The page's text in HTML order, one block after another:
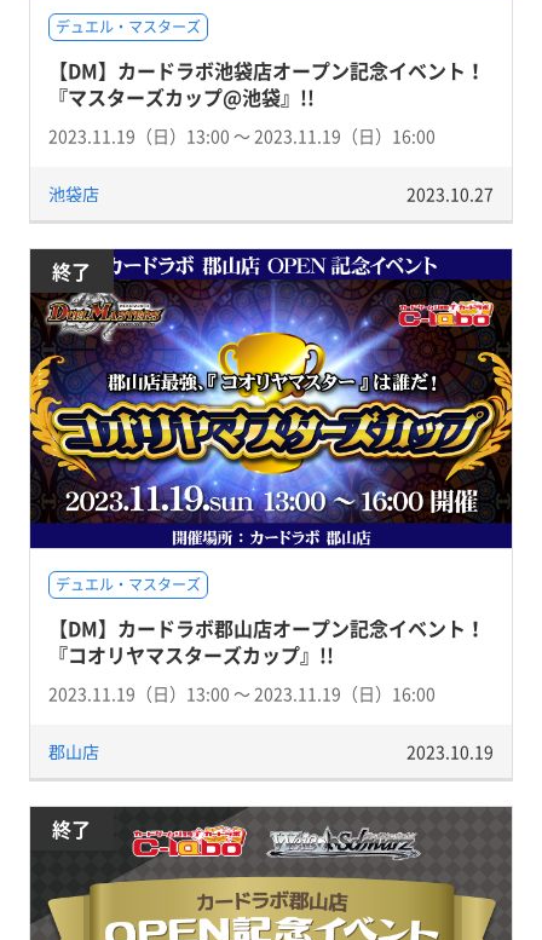
デュエル・マスターズ
【DM】カードラボ池袋店オープン記念イベント！
『マスターズカップ@池袋』!!
2023.11.19（日）13:00 〜 2023.11.19（日）16:00
池袋店 2023.10.27
終了
デュエル・マスターズ
【DM】カードラボ郡山店オープン記念イベント！
『コオリヤマスターズカップ』!!
2023.11.19（日）13:00 〜 2023.11.19（日）16:00
郡山店 2023.10.19
終了